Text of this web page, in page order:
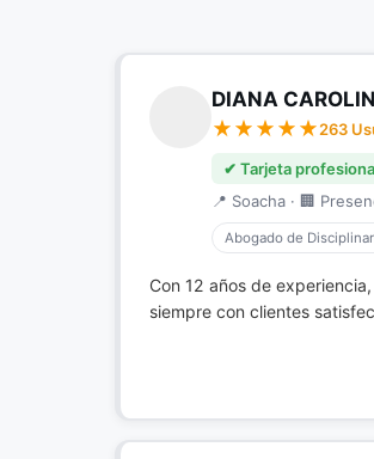
DIANA
263
✔ Tarjeta
📍 Soacha · 🏢
Abogado de
Con 12 años de
siempre con clientes